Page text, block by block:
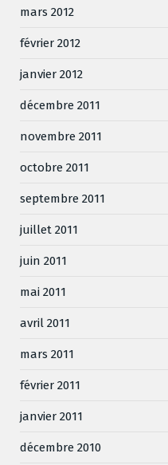
mars 2012
février 2012
janvier 2012
décembre 2011
novembre 2011
octobre 2011
septembre 2011
juillet 2011
juin 2011
mai 2011
avril 2011
mars 2011
février 2011
janvier 2011
décembre 2010